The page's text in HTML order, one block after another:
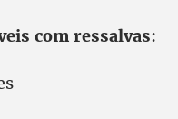
com ressalvas: